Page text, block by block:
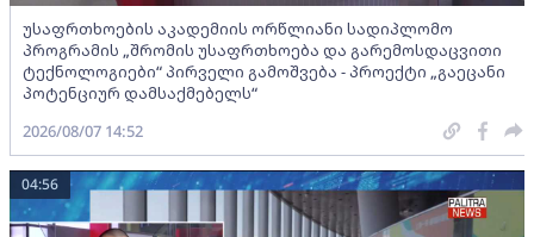
უსაფრთხოების აკადემიის ორწლიანი სადიპლომო
პროგრამის „შრომის უსაფრთხოება და გარემოსდაცვითი
ტექნოლოგიები“ პირველი გამოშვება - პროექტი „გაეცანი
პოტენციურ დამსაქმებელს“
2026/08/07 14:52
04:56